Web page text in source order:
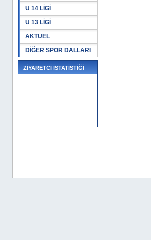
U 14 LİGİ
U 13 LİGİ
AKTÜEL
DİĞER SPOR DALLARI
ZİYARETCİ İSTATİSTİĞİ